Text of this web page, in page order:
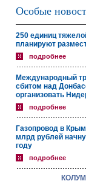
Особые
250 единиц
планируют
подробнее
Международный
сбитом над
организовать
подробнее
Газопровод в
млрд рублей
году
подробнее